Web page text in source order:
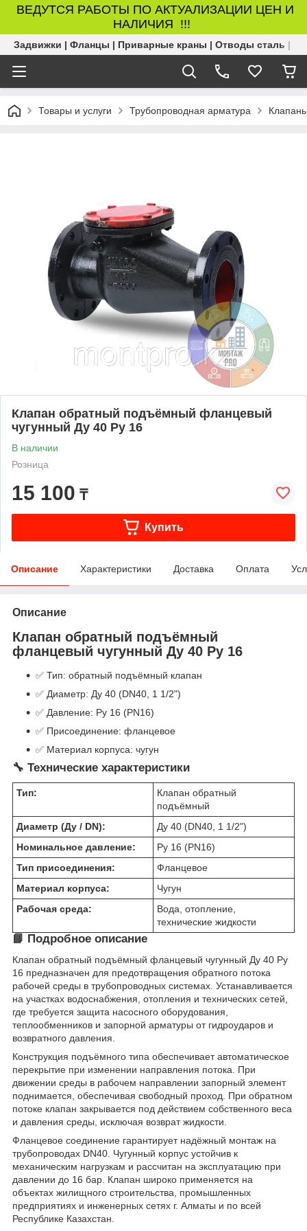
ВЕДУТСЯ РАБОТЫ ПО АКТУАЛИЗАЦИИ ЦЕН И
НАЛИЧИЯ !!!
Задвижки | Фланцы | Приварные краны | Отводы сталь |
Товары и услуги Трубопроводная арматура
Клапан обратный подъёмный фланцевый
чугунный Ду 40 Ру 16
В наличии
Розница
15 100 ₸
Купить
Описание Характеристики Доставка Оплата
Описание
Клапан обратный подъёмный
фланцевый чугунный Ду 40 Ру 16
✅ Тип: обратный подъёмный клапан
✅ Диаметр: Ду 40 (DN40, 1 1/2")
✅ Давление: Ру 16 (PN16)
✅ Присоединение: фланцевое
✅ Материал корпуса: чугун
🔧 Технические характеристики
Тип:
Клапан обратный
подъёмный
Диаметр (Ду / DN):
Ду 40 (DN40, 1 1/2")
Номинальное давление:
Ру 16 (PN16)
Тип присоединения:
Фланцевое
Материал корпуса:
Чугун
Рабочая среда:
Вода, отопление,
технические жидкости
📘 Подробное описание
Клапан обратный подъёмный фланцевый чугунный Ду 40 Ру
16 предназначен для предотвращения обратного потока
рабочей среды в трубопроводных системах. Устанавливается
на участках водоснабжения, отопления и технических сетей,
где требуется защита насосного оборудования,
теплообменников и запорной арматуры от гидроударов и
возвратного давления.
Конструкция подъёмного типа обеспечивает автоматическое
перекрытие при изменении направления потока. При
движении среды в рабочем направлении запорный элемент
поднимается, обеспечивая свободный проход. При обратном
потоке клапан закрывается под действием собственного веса
и давления среды, исключая возврат жидкости.
Фланцевое соединение гарантирует надёжный монтаж на
трубопроводах DN40. Чугунный корпус устойчив к
механическим нагрузкам и рассчитан на эксплуатацию при
давлении до 16 бар. Клапан широко применяется на
объектах жилищного строительства, промышленных
предприятиях и инженерных сетях г. Алматы и по всей
Республике Казахстан.